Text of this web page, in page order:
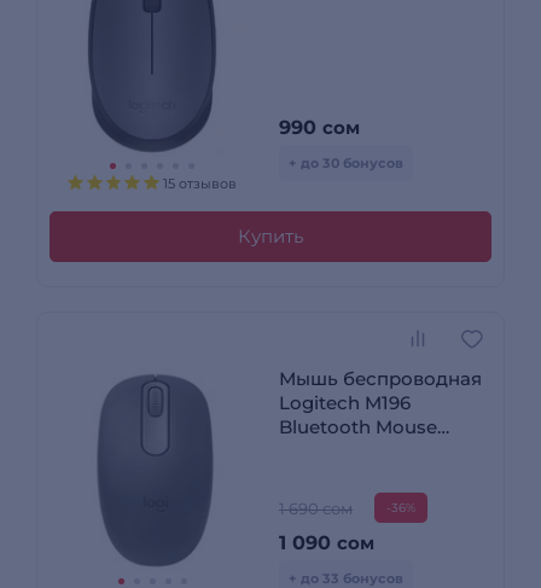
15 отзывов
990 сом
+ до 30 бонусов
Купить
Мышь беспроводная
Logitech M196
Bluetooth Mouse
1 690 сом -36%
1 090 сом
+ до 33 бонусов